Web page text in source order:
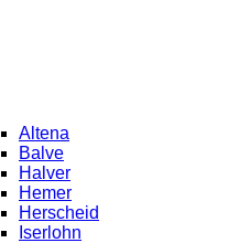
Altena
Balve
Halver
Hemer
Herscheid
Iserlohn